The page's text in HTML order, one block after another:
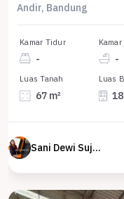
Andir, Bandung
Kamar Tidur
- -
Luas Tanah
67 m²
Luas
Sani Dewi Sujono